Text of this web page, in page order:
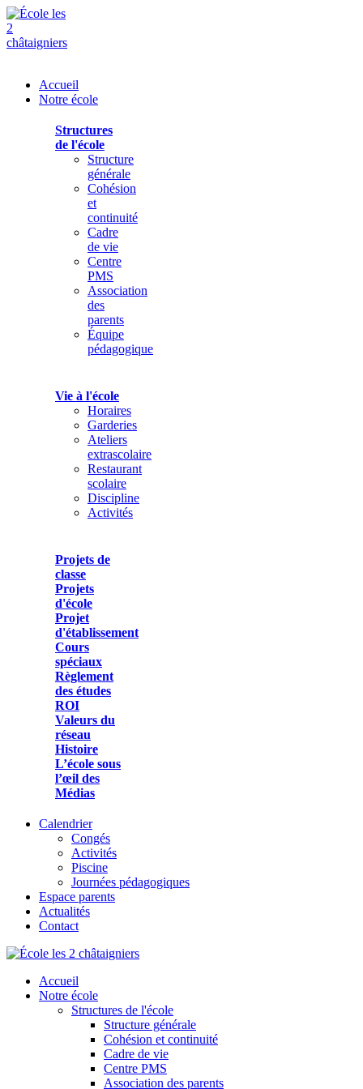
Accueil
Notre école
Structures
de l'école
Structure
générale
Cohésion
et
continuité
Cadre
de vie
Centre
PMS
Association
des
parents
Équipe
pédagogique
Vie à l'école
Horaires
Garderies
Ateliers
extrascolaire
Restaurant
scolaire
Discipline
Activités
Projets de
classe
Projets
d'école
Projet
d'établissement
Cours
spéciaux
Règlement
des études
ROI
Valeurs du
réseau
Histoire
L’école sous
l’œil des
Médias
Calendrier
Congés
Activités
Piscine
Journées pédagogiques
Espace parents
Actualités
Contact
Accueil
Notre école
Structures de l'école
Structure générale
Cohésion et continuité
Cadre de vie
Centre PMS
Association des parents